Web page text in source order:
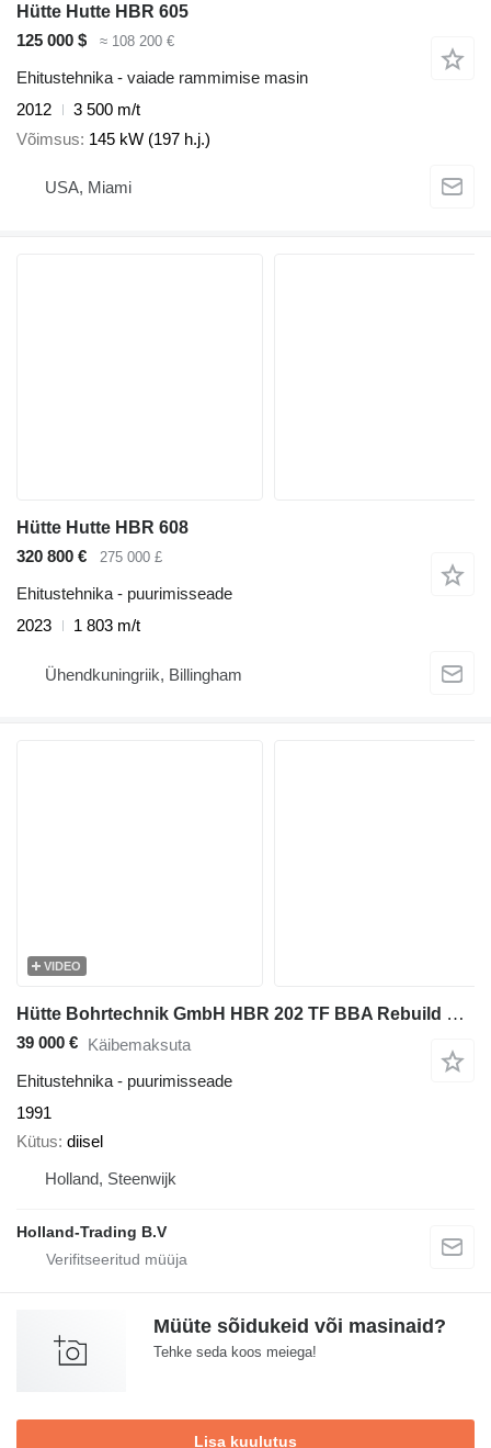
Hütte Hutte HBR 605
125 000 $
≈ 108 200 €
Ehitustehnika - vaiade rammimise masin
2012
3 500 m/t
Võimsus 145 kW (197 h.j.)
USA, Miami
Hütte Hutte HBR 608
320 800 €
275 000 £
Ehitustehnika - puurimisseade
2023
1 803 m/t
Ühendkuningriik, Billingham
VIDEO
Hütte Bohrtechnik GmbH HBR 202 TF BBA Rebuild Huette Bohrtechnik GmbH
39 000 € Käibemaksuta
Ehitustehnika - puurimisseade
1991
Kütus diisel
Holland, Steenwijk
Holland-Trading B.V
Müüte sõidukeid või masinaid?
Tehke seda koos meiega!
Lisa kuulutus